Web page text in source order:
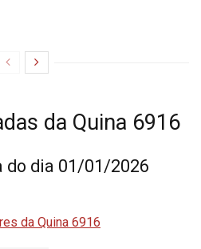
da Quina 6916
do dia 01/01/2026
da Quina 6916